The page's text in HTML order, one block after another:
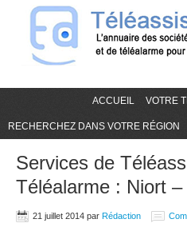
ACCUEIL VOTRE
RECHERCHEZ DANS VOTRE RÉGION
Services de
Téléalarme : Niort
21 juillet 2014 par Rédaction